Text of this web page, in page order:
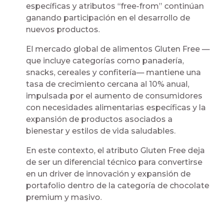
específicas y atributos “free-from” continúan
ganando participación en el desarrollo de
nuevos productos.
El mercado global de alimentos Gluten Free —
que incluye categorías como panadería,
snacks, cereales y confitería— mantiene una
tasa de crecimiento cercana al 10% anual,
impulsada por el aumento de consumidores
con necesidades alimentarias específicas y la
expansión de productos asociados a
bienestar y estilos de vida saludables.
En este contexto, el atributo Gluten Free deja
de ser un diferencial técnico para convertirse
en un driver de innovación y expansión de
portafolio dentro de la categoría de chocolate
premium y masivo.